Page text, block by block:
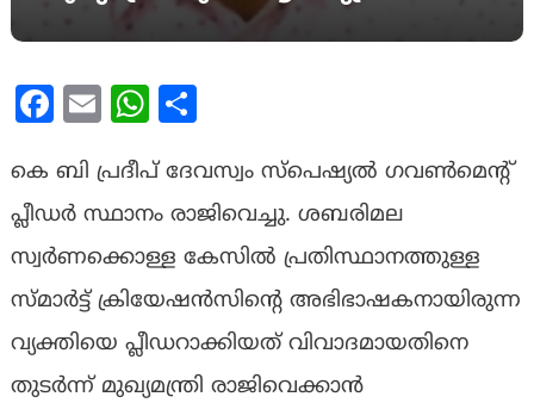
Facebook
Email WhatsApp
കെ ബി പ്രദീപ് ദേവസ്വം സ്‌പെഷ്യല്‍ ഗവണ്‍മെന്റ്
പ്ലീഡര്‍ സ്ഥാനം രാജിവെച്ചു. ശബരിമല
സ്വര്‍ണക്കൊള്ള കേസില്‍ പ്രതിസ്ഥാനത്തുള്ള
സ്മാര്‍ട്ട് ക്രിയേഷന്‍സിന്റെ അഭിഭാഷകനായിരുന്ന
വ്യക്തിയെ പ്ലീഡറാക്കിയത് വിവാദമായതിനെ
തുടര്‍ന്ന് മുഖ്യമന്ത്രി രാജിവെക്കാന്‍